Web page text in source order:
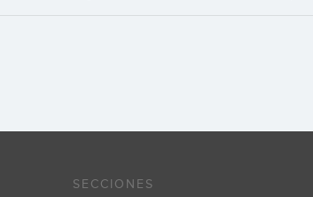
SECCIONES